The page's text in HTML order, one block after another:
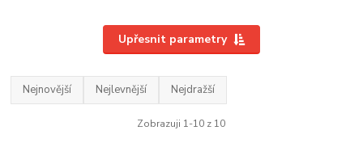
Upřesnit parametry
Nejnovější Nejlevnější Nejdražší
Zobrazuji 1-10 z 10